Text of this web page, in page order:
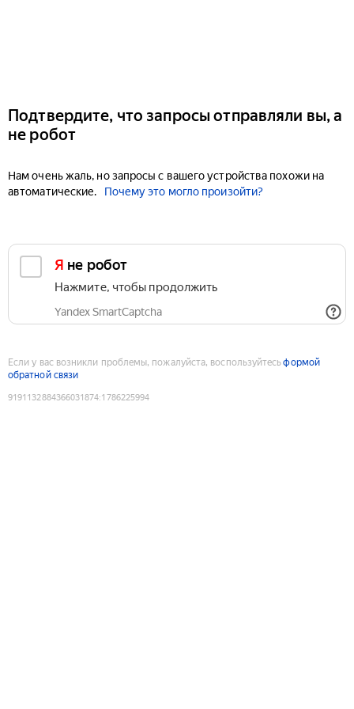
Подтвердите, что запросы отправляли вы, а
не робот
Нам очень жаль, но запросы с вашего устройства похожи на
автоматические.
Почему это могло произойти?
Я не робот
Нажмите, чтобы продолжить
Yandex SmartCaptcha
Если у вас возникли проблемы, пожалуйста, воспользуйтесьформой
обратной связи
9191132884366031874:1786225994